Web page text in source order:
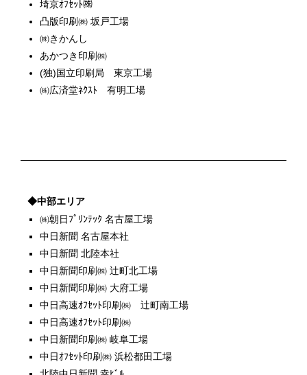
埼京ｵﾌｾｯﾄ㈱
凸版印刷㈱ 坂戸工場
㈱きかんし
あかつき印刷㈱
(独)国立印刷局 東京工場
㈱広済堂ﾈｸｽﾄ 有明工場
◆中部エリア
㈱朝日ﾌﾟﾘﾝﾃｯｸ 名古屋工場
中日新聞 名古屋本社
中日新聞 北陸本社
中日新聞印刷㈱ 辻町北工場
中日新聞印刷㈱ 大府工場
中日高速ｵﾌｾｯﾄ印刷㈱ 辻町南工場
中日高速ｵﾌｾｯﾄ印刷㈱
中日新聞印刷㈱ 岐阜工場
中日ｵﾌｾｯﾄ印刷㈱ 浜松都田工場